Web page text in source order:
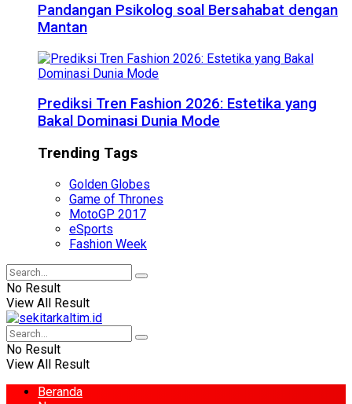
Pandangan Psikolog soal Bersahabat dengan
Mantan
Prediksi Tren Fashion 2026: Estetika yang
Bakal Dominasi Dunia Mode
Trending Tags
Golden Globes
Game of Thrones
MotoGP 2017
eSports
Fashion Week
No Result
View All Result
No Result
View All Result
Beranda